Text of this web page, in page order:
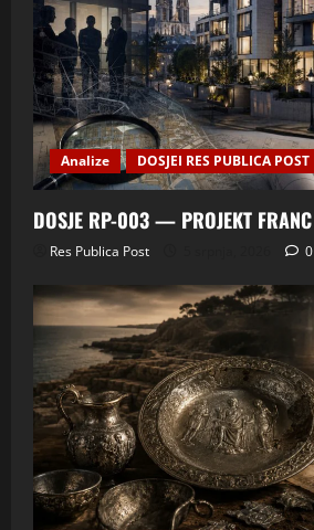
Analize DOSJEI RES PUBLICA POST
DOSJE RP-003 — PROJEKT FRANC
Res Publica Post 0